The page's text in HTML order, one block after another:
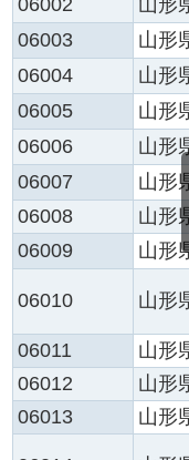
06002
山形
06003
山形
06004
山形
06005
山形
06006
山形
06007
山形
06008
山形
06009
山形
06010 山形
06011
山形
06012
山形
06013
山形